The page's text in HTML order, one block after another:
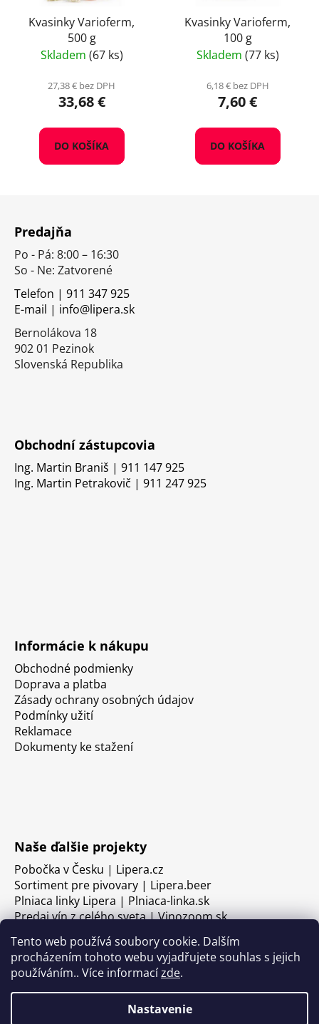
Tento web používá soubory cookie. Dalším
procházením tohoto webu vyjadřujete souhlas s jejich
používáním.. Více informacízde.
Nastavenie
Kvasinky Varioferm,
500 g
Skladem (67 ks)
27,38 € bez DPH
33,68 €
DO KOŠÍKA
Kvasinky Varioferm,
100 g
Skladem (77 ks)
6,18 € bez DPH
7,60 €
DO KOŠÍKA
Predajňa
Po - Pá: 8:00 – 16:30
So - Ne: Zatvorené
Telefon | 911 347 925
E-mail | info@lipera.sk
Bernolákova 18
902 01 Pezinok
Slovenská Republika
Obchodní zástupcovia
Ing. Martin Braniš | 911 147 925
Ing. Martin Petrakovič | 911 247 925
Informácie k nákupu
Obchodné podmienky
Doprava a platba
Zásady ochrany osobných údajov
Podmínky užití
Reklamace
Dokumenty ke stažení
Naše ďalšie projekty
Pobočka v Česku | Lipera.cz
Sortiment pre pivovary | Lipera.beer
Plniaca linky Lipera | Plniaca-linka.sk
Predaj vín z celého sveta | Vinozoom.sk